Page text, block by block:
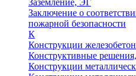
Заземление, ЭГ
Заключение о
пожарной безопасности
К
Конструкции
Конструктивные
Конструкции